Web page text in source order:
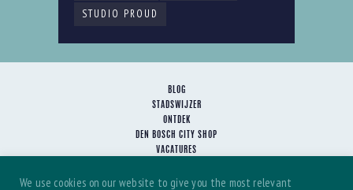
STUDIO PROUD
BLOG
STADSWIJZER
ONTDEK
DEN BOSCH CITY SHOP
VACATURES
SAMENWERKEN
We use cookies on our website to give you the most relevant